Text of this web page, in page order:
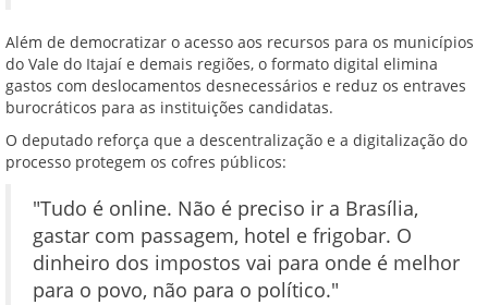
Além de democratizar o acesso aos recursos para os municípios
do Vale do Itajaí e demais regiões, o formato digital elimina
gastos com deslocamentos desnecessários e reduz os entraves
burocráticos para as instituições candidatas.
O deputado reforça que a descentralização e a digitalização do
processo protegem os cofres públicos:
"Tudo é online. Não é preciso ir a Brasília,
gastar com passagem, hotel e frigobar. O
dinheiro dos impostos vai para onde é melhor
para o povo, não para o político."